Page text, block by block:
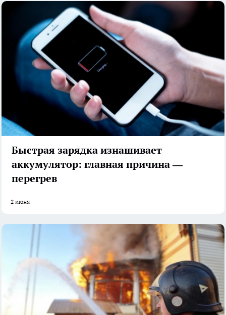
Быстрая зарядка изнашивает
аккумулятор: главная причина —
перегрев
2 июня